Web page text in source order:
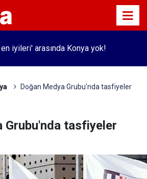
en iyileri' arasında Konya yok!
Doğan Medya Grubu'nda tasfiyeler
Grubu'nda tasfiyeler